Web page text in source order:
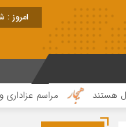
برابر با : Saturday - 8 August - 2026
مراسم عزاداری واقامه